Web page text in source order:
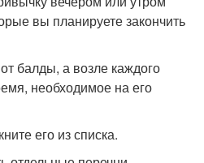
вы планируете закончить
балды, а возле каждого
необходимое на его
его из списка.